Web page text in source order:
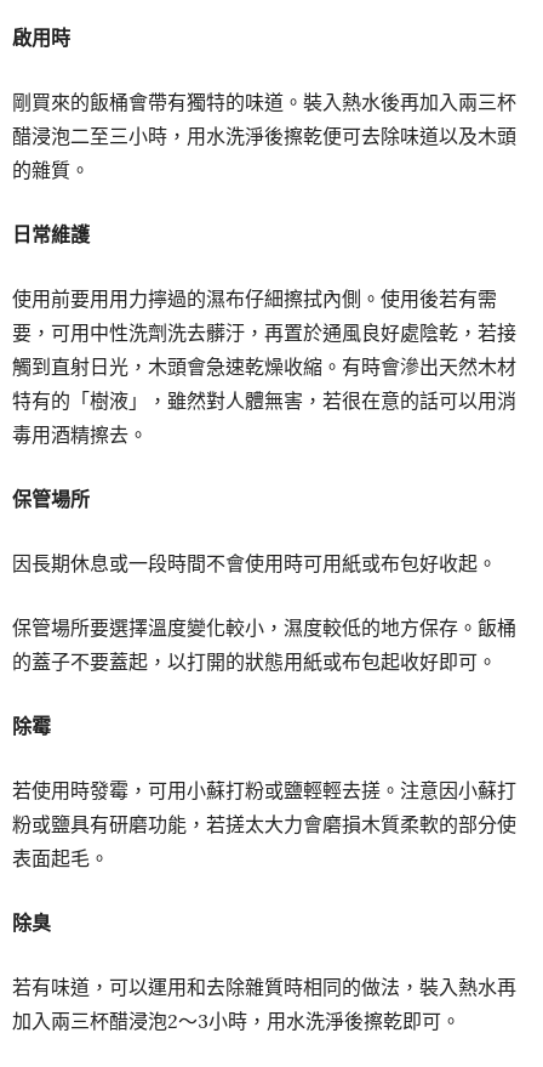
啟用時
剛買來的飯桶會帶有獨特的味道。裝入熱水後再加入兩三杯
醋浸泡二至三小時，用水洗淨後擦乾便可去除味道以及木頭
的雜質。
日常維護
使用前要用用力擰過的濕布仔細擦拭內側。使用後若有需
要，可用中性洗劑洗去髒汙，再置於通風良好處陰乾，若接
觸到直射日光，木頭會急速乾燥收縮。有時會滲出天然木材
特有的「樹液」，雖然對人體無害，若很在意的話可以用消
毒用酒精擦去。
保管場所
因長期休息或一段時間不會使用時可用紙或布包好收起。
保管場所要選擇溫度變化較小，濕度較低的地方保存。飯桶
的蓋子不要蓋起，以打開的狀態用紙或布包起收好即可。
除霉
若使用時發霉，可用小蘇打粉或鹽輕輕去搓。注意因小蘇打
粉或鹽具有研磨功能，若搓太大力會磨損木質柔軟的部分使
表面起毛。
除臭
若有味道，可以運用和去除雜質時相同的做法，裝入熱水再
加入兩三杯醋浸泡2～3小時，用水洗淨後擦乾即可。